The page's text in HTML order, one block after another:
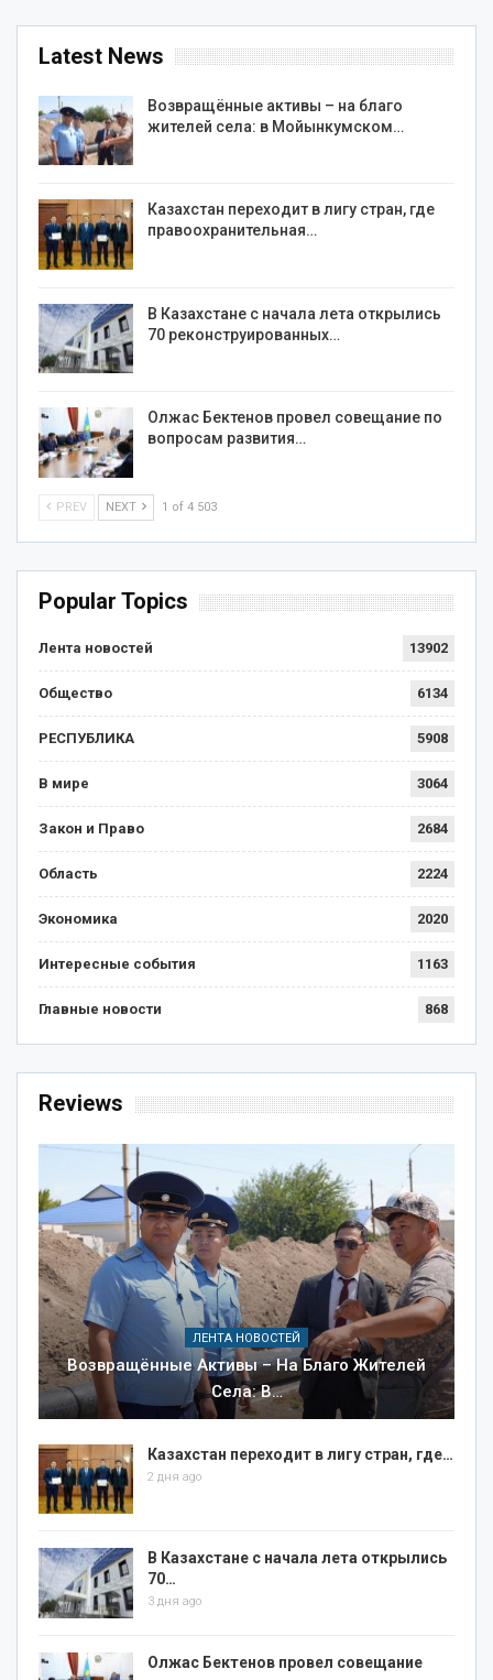
Latest News
Возвращённые активы – на благо
жителей села: в Мойынкумском…
Казахстан переходит в лигу стран, где
правоохранительная…
В Казахстане с начала лета открылись
70 реконструированных…
Олжас Бектенов провел совещание по
вопросам развития…
PREV NEXT 1 of 4 503
Popular Topics
Лента новостей 13902
Общество 6134
РЕСПУБЛИКА 5908
В мире 3064
Закон и Право 2684
Область 2224
Экономика 2020
Интересные события 1163
Главные новости 868
Reviews
ЛЕНТА НОВОСТЕЙ
Возвращённые Активы – На Благо Жителей
Села: В…
Казахстан переходит в лигу стран, где…
2 дня ago
В Казахстане с начала лета открылись
70…
3 дня ago
Олжас Бектенов провел совещание